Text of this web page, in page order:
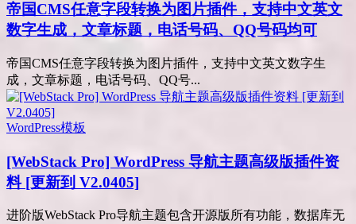
帝国CMS任意字段转换为图片插件，支持中文英文
数字生成，文章标题，电话号码、QQ号码均可
帝国CMS任意字段转换为图片插件，支持中文英文数字生
成，文章标题，电话号码、QQ号...
WordPress模板
[WebStack Pro] WordPress 导航主题高级版插件资
料 [更新到 V2.0405]
进阶版WebStack Pro导航主题包含开源版所有功能，数据库无